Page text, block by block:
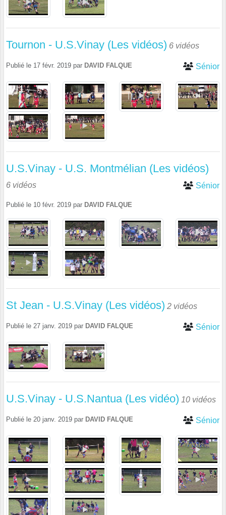
Tournon - U.S.Vinay (Les vidéos) 6 vidéos
Sénior
Publié le 17 févr. 2019 par DAVID FALQUE
U.S.Vinay - U.S. Montmélian (Les vidéos)
6 vidéos Sénior
Publié le 10 févr. 2019 par DAVID FALQUE
St Jean - U.S.Vinay (Les vidéos) 2 vidéos
Sénior
Publié le 27 janv. 2019 par DAVID FALQUE
U.S.Vinay - U.S.Nantua (Les vidéo) 10 vidéos
Sénior
Publié le 20 janv. 2019 par DAVID FALQUE